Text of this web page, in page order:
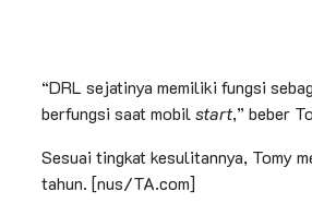
“DRL sejatinya memiliki fungsi
berfungsi saat mobilstart,” beber
Sesuai tingkat kesulitannya, Tomy
tahun. [nus/TA.com]